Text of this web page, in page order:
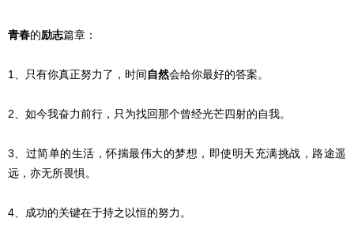
青春的励志篇章：
1、只有你真正努力了，时间自然会给你最好的答案。
2、如今我奋力前行，只为找回那个曾经光芒四射的自我。
3、过简单的生活，怀揣最伟大的梦想，即使明天充满挑战，路途遥
远，亦无所畏惧。
4、成功的关键在于持之以恒的努力。